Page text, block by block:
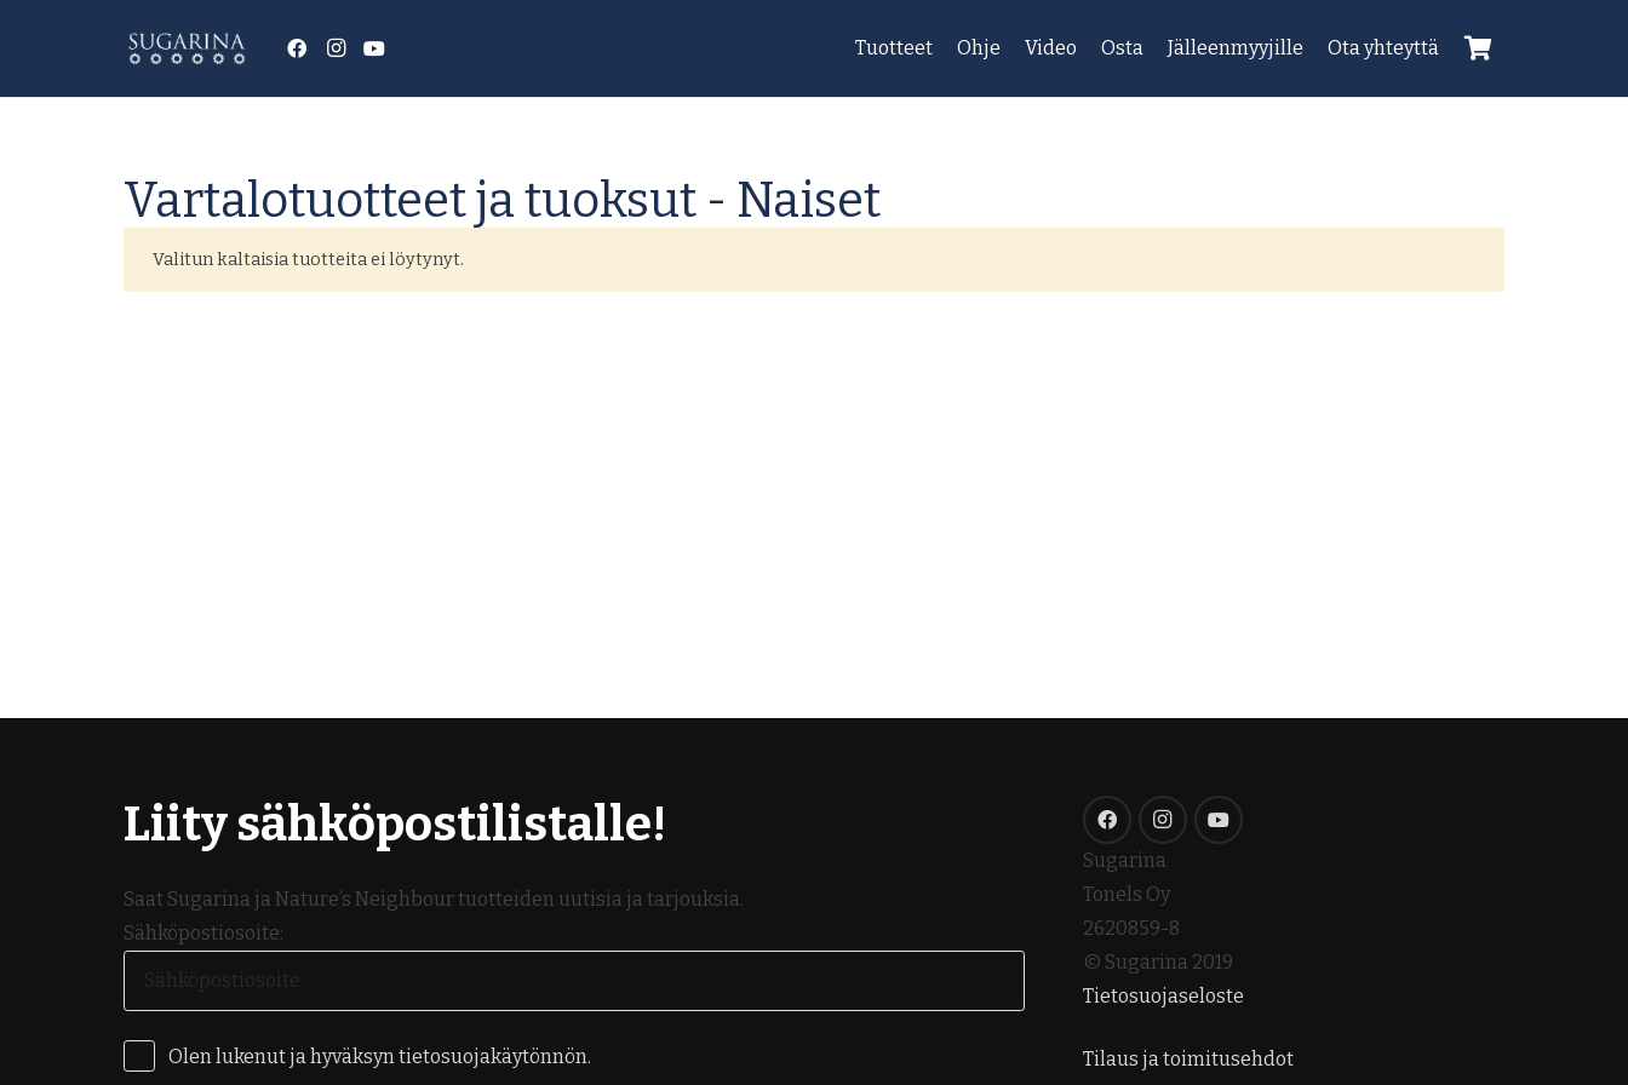
Tuotteet Ohje Video Osta Jälleenmyyjille Ota yhteyttä
Vartalotuotteet ja tuoksut - Naiset
Valitun kaltaisia tuotteita ei löytynyt.
Liity sähköpostilistalle!
Saat Sugarina ja Nature’s Neighbour tuotteiden uutisia ja tarjouksia.
Sähköpostiosoite:
Olen lukenut ja hyväksyn tietosuojakäytönnön.
Sugarina
Tonels Oy
2620859-8
© Sugarina 2019
Tietosuojaseloste
Tilaus ja toimitusehdot